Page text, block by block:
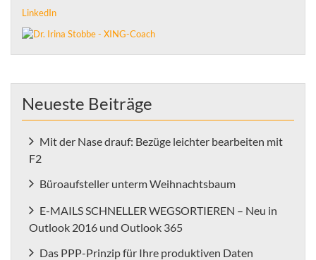
LinkedIn
Neueste Beiträge
Mit der Nase drauf: Bezüge leichter bearbeiten mit
F2
Büroaufsteller unterm Weihnachtsbaum
E-MAILS SCHNELLER WEGSORTIEREN – Neu in
Outlook 2016 und Outlook 365
Das PPP-Prinzip für Ihre produktiven Daten